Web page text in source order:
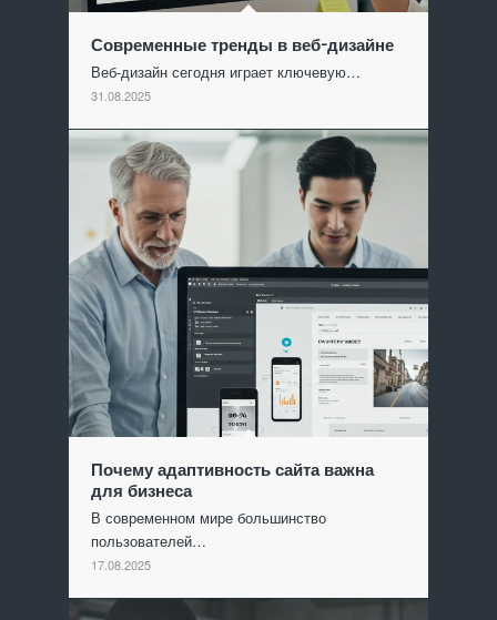
Современные тренды в веб-дизайне
Веб-дизайн сегодня играет ключевую…
31.08.2025
Почему адаптивность сайта важна
для бизнеса
В современном мире большинство
пользователей…
17.08.2025